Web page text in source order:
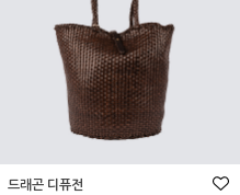
드래곤 디퓨전